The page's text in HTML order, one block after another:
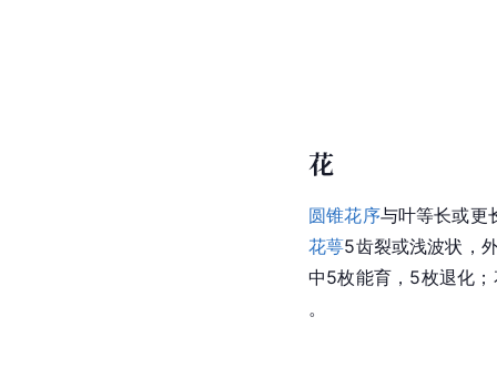
花
圆锥花序与叶等长或更
花萼5齿裂或浅波状，
中5枚能育，5枚退化
。